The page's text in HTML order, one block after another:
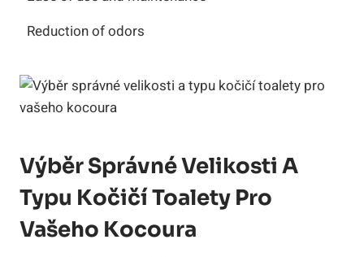
Reduction of odors
Výběr Správné Velikosti A
Typu Kočičí Toalety Pro
Vašeho Kocoura